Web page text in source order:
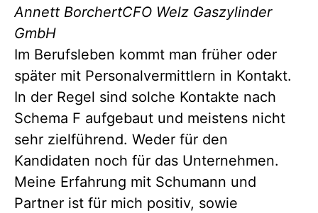
Annett BorchertCFO Welz Gaszylinder
GmbH
Im Berufsleben kommt man früher oder
später mit Personalvermittlern in Kontakt.
In der Regel sind solche Kontakte nach
Schema F aufgebaut und meistens nicht
sehr zielführend. Weder für den
Kandidaten noch für das Unternehmen.
Meine Erfahrung mit Schumann und
Partner ist für mich positiv, sowie